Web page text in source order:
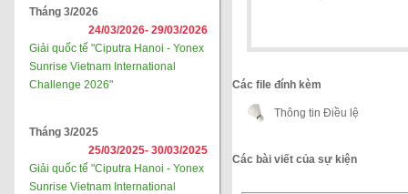
Tháng 3/2026
24/03/2026- 29/03/2026
Giải quốc tế "Ciputra Hanoi - Yonex
Sunrise Vietnam International
Challenge 2026"
Tháng 3/2025
25/03/2025- 30/03/2025
Giải quốc tế "Ciputra Hanoi - Yonex
Sunrise Vietnam International
Các file đính kèm
Thông tin Điều lệ
Các bài viết của sự kiện